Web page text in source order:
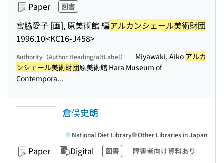
Paper 図書
宮脇愛子 [画], 原美術館 編アルカンシェール美術財団
1996.10<KC16-J458>
Authority（Author Heading/altLabel） Miyawaki, Aiko アルカ
ンシェール美術財団原美術館 Hara Museum of
Contempora...
倉俣史朗
Paper Digital 図書 障害者向け資料あり
National Diet Library Other Libraries in Japan